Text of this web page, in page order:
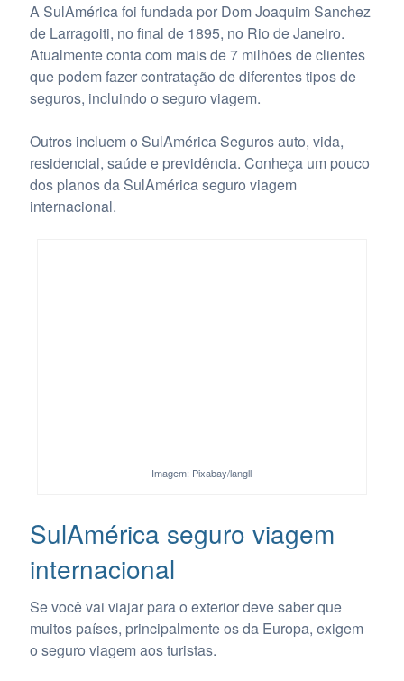
A SulAmérica foi fundada por Dom Joaquim Sanchez
de Larragoiti, no final de 1895, no Rio de Janeiro.
Atualmente conta com mais de 7 milhões de clientes
que podem fazer contratação de diferentes tipos de
seguros, incluindo o seguro viagem.
Outros incluem o SulAmérica Seguros auto, vida,
residencial, saúde e previdência. Conheça um pouco
dos planos da SulAmérica seguro viagem
internacional.
Imagem: Pixabay/langll
SulAmérica seguro viagem
internacional
Se você vai viajar para o exterior deve saber que
muitos países, principalmente os da Europa, exigem
o seguro viagem aos turistas.